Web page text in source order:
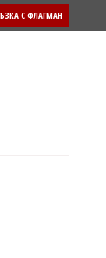
С ФЛАГМАН